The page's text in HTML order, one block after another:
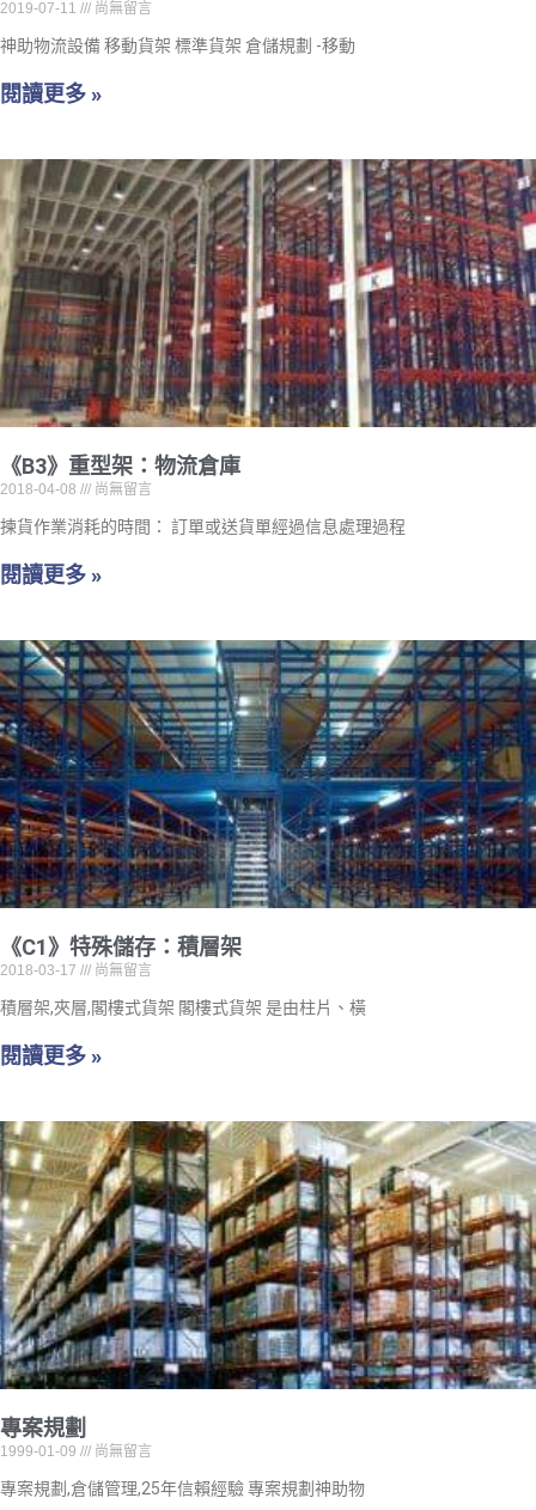
2019-07-11 尚無留言
神助物流設備 移動貨架 標準貨架 倉儲規劃 -移動
閱讀更多 »
《B3》重型架：物流倉庫
2018-04-08 尚無留言
揀貨作業消耗的時間： 訂單或送貨單經過信息處理過程
閱讀更多 »
《C1》特殊儲存：積層架
2018-03-17 尚無留言
積層架,夾層,閣樓式貨架 閣樓式貨架 是由柱片、橫
閱讀更多 »
專案規劃
1999-01-09 尚無留言
專案規劃,倉儲管理,25年信賴經驗 專案規劃神助物